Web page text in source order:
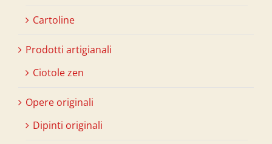
Cartoline
Prodotti artigianali
Ciotole zen
Opere originali
Dipinti originali